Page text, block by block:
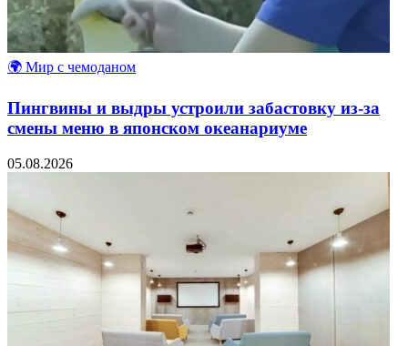
🌍 Мир с чемоданом
Пингвины и выдры устроили забастовку из-за
смены меню в японском океанариуме
05.08.2026